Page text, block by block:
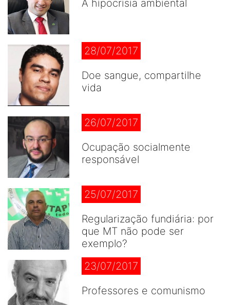
A hipocrisia ambiental
28/07/2017
Doe sangue, compartilhe
vida
26/07/2017
Ocupação socialmente
responsável
25/07/2017
Regularização fundiária: por
que MT não pode ser
exemplo?
23/07/2017
Professores e comunismo